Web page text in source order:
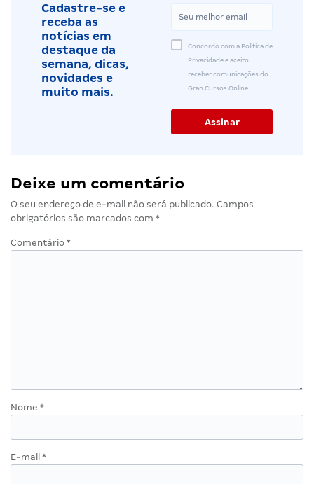
Cadastre-se e
receba as
notícias em
destaque da
semana, dicas,
novidades e
muito mais.
Concordo com a Política de
Privacidade e aceito
receber comunicações do
Gran Cursos Online.
Deixe um comentário
O seu endereço de e-mail não será publicado. Campos
obrigatórios são marcados com *
Comentário *
Nome *
E-mail *